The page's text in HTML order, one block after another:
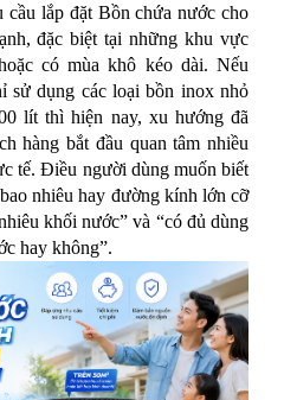
cầu lắp đặt Bồn chứa nước cho
đặc biệt tại những khu vực
có mùa khô kéo dài. Nếu
sử dụng các loại bồn inox nhỏ
lít thì hiện nay, xu hướng đã
hàng bắt đầu quan tâm nhiều
tế. Điều người dùng muốn biết
nhiêu hay đường kính lớn cỡ
khối nước” và “có đủ dùng
hay không”.